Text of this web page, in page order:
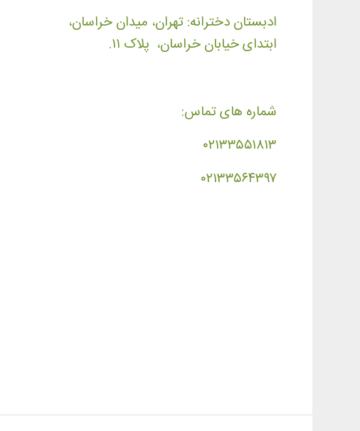
ادبستان دخترانه: تهران، میدان خراسان،
ابتدای خیابان خراسان، پلاک ۱۱.
شماره های تماس:
۰۲۱۳۳۵۵۱۸۱۳
۰۲۱۳۳۵۶۴۳۹۷